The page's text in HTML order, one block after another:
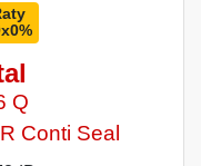
Q
Conti Seal